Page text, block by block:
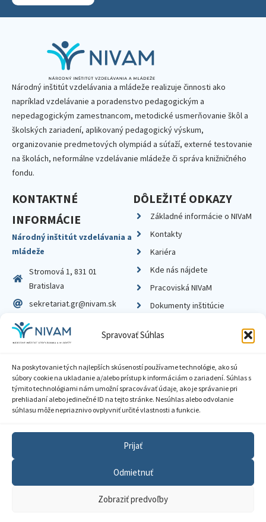
Spravovať Súhlas
Na poskytovanie tých najlepších skúseností používame technológie, ako sú
súbory cookie na ukladanie a/alebo prístup k informáciám o zariadení. Súhlas s
týmito technológiami nám umožní spracovávať údaje, ako je správanie pri
prehliadaní alebo jedinečné ID na tejto stránke. Nesúhlas alebo odvolanie
súhlasu môže nepriaznivo ovplyvniť určité vlastnosti a funkcie.
Prijať
Odmietnuť
Zobraziť predvoľby
Národný inštitút vzdelávania a mládeže realizuje činnosti ako
napríklad vzdelávanie a poradenstvo pedagogickým a
nepedagogickým zamestnancom, metodické usmerňovanie škôl a
školských zariadení, aplikovaný pedagogický výskum,
organizovanie predmetových olympiád a súťaží, externé testovanie
na školách, neformálne vzdelávanie mládeže či správa knižničného
fondu.
KONTAKTNÉ
INFORMÁCIE
Národný inštitút vzdelávania a
mládeže
Stromová 1, 831 01
Bratislava
sekretariat.gr@nivam.sk
IČO: 00164348
DIČ: 2020798714
DÔLEŽITÉ ODKAZY
Základné informácie o NIVaM
Kontakty
Kariéra
Kde nás nájdete
Pracoviská NIVaM
Dokumenty inštitúcie
Zásady ochrany súkromia
Sprístupnenie informácií
GDPR